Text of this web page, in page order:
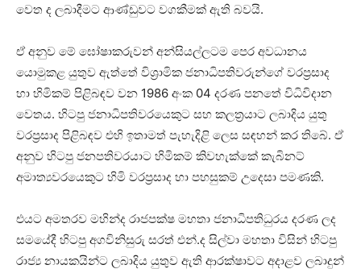
වෙත ද ලබාදීමට ආණ්ඩුවට වගකීමක් ඇති බවයි.
ඒ අනුව මේ ඝෝෂාකරුවන් අන්සියල්ලටම පෙර අවධානය
යොමුකළ යුතුව ඇත්තේ විශ‍්‍රාමික ජනාධිපතිවරුන්ගේ වරප‍්‍රසාද
හා හිමිකම් පිළිබඳව වන 1986 අංක 04 දරණ පනතේ විධිවිදාන
වෙතය. හිටපු ජනාධිපතිවරයෙකුට සහ කලත‍්‍රයාට ලබාදිය යුතු
වරප‍්‍රසාද පිළිබඳව එහි ඉතාමත් පැහැදිළි ලෙස සඳහන් කර තිබේ. ඒ
අනුව හිටපු ජනපතිවරයාට හිමිකම් කිවහැක්කේ කැබිනට්
අමාත්‍යවරයෙකුට හිමි වරප‍්‍රසාද හා පහසුකම් උදෙසා පමණකි.
එයට අමතරව මහින්ද රාජපක්ෂ මහතා ජනාධිපතිධුරය දරණ ලද
සමයේදී හිටපු අගවිනිසුරු සරත් එන්.ද සිල්වා මහතා විසින් හිටපු
රාජ්‍ය නායකයින්ට ලබාදිය යුතුව ඇති ආරක්ෂාවට අදාළව ලබාදුන්